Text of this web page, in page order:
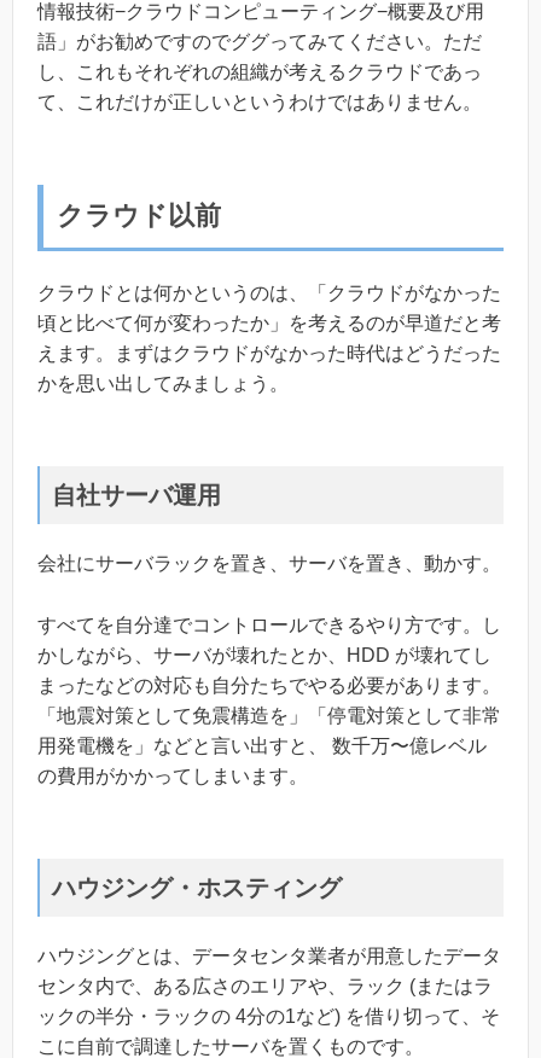
情報技術−クラウドコンピューティング−概要及び用
語」がお勧めですのでググってみてください。ただ
し、これもそれぞれの組織が考えるクラウドであっ
て、これだけが正しいというわけではありません。
クラウド以前
クラウドとは何かというのは、「クラウドがなかった
頃と比べて何が変わったか」を考えるのが早道だと考
えます。まずはクラウドがなかった時代はどうだった
かを思い出してみましょう。
自社サーバ運用
会社にサーバラックを置き、サーバを置き、動かす。
すべてを自分達でコントロールできるやり方です。し
かしながら、サーバが壊れたとか、HDD が壊れてし
まったなどの対応も自分たちでやる必要があります。
「地震対策として免震構造を」「停電対策として非常
用発電機を」などと言い出すと、 数千万〜億レベル
の費用がかかってしまいます。
ハウジング・ホスティング
ハウジングとは、データセンタ業者が用意したデータ
センタ内で、ある広さのエリアや、ラック (またはラ
ックの半分・ラックの 4分の1など) を借り切って、そ
こに自前で調達したサーバを置くものです。